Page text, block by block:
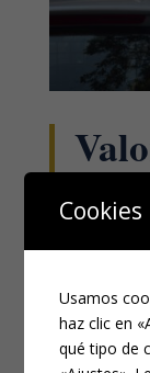
al
las
en
Cookies
Usamos
haz clic en
qué tipo de